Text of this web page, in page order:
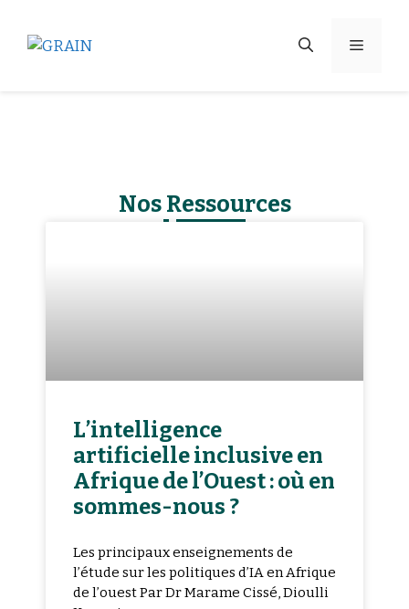
Nos Ressources
L’intelligence
artificielle inclusive en
Afrique de l’Ouest : où en
sommes-nous ?
Les principaux enseignements de
l’étude sur les politiques d’IA en Afrique
de l’ouest Par Dr Marame Cissé, Dioulli